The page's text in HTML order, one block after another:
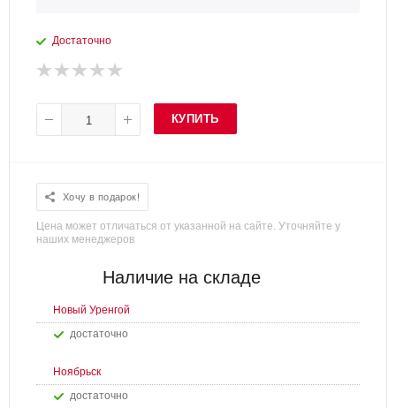
Достаточно
КУПИТЬ
Хочу в подарок!
Цена может отличаться от указанной на сайте. Уточняйте у
наших менеджеров
Наличие на складе
Новый Уренгой
Достаточно
Ноябрьск
Достаточно